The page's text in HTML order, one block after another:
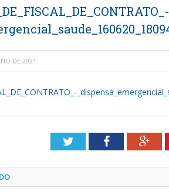
DE 2021
TwitterFacebook